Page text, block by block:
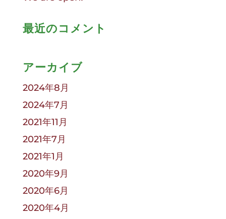
最近のコメント
アーカイブ
2024年8月
2024年7月
2021年11月
2021年7月
2021年1月
2020年9月
2020年6月
2020年4月